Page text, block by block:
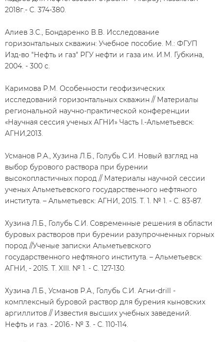
2018г.- С. 374-380.
Алиев З.С., Бондаренко В.В. Исследование
горизонтальных скважин: Учебное пособие. М.: ФГУП
Изд-во "Нефть и газ" РГУ нефти и газа им. И.М. Губкина,
2004. - 300 с.
Каримова Р.М. Особенности геофизических
исследований горизонтальных скважин // Материалы
региональной научно-практической конференции
«Научная сессия ученых АГНИ» Часть I.-Альметьевск:
АГНИ,2013.
Усманов Р.А., Хузина Л.Б., Голубь С.И. Новый взгляд на
выбор бурового раствора при бурении
высокопластичных пород // Материалы научной сессии
ученых Альметьевского государственного нефтяного
института. – Альметьевск: АГНИ, 2015. Т. 1. № 1. - С. 83-87.
Хузина Л.Б., Голубь С.И. Современные решения в области
буровых растворов при бурении разупрочненных горных
пород //Ученые записки Альметьевского
государственного нефтяного института. – Альметьевск:
АГНИ, - 2015. Т. XIII. № 1. - С. 127-130.
Хузина Л.Б., Усманов Р.А., Голубь С.И. Агни-drill -
комплексный буровой раствор для бурения кыновских
аргиллитов // Известия высших учебных заведений.
Нефть и газ. - 2016.- № 3. - С. 110-114.